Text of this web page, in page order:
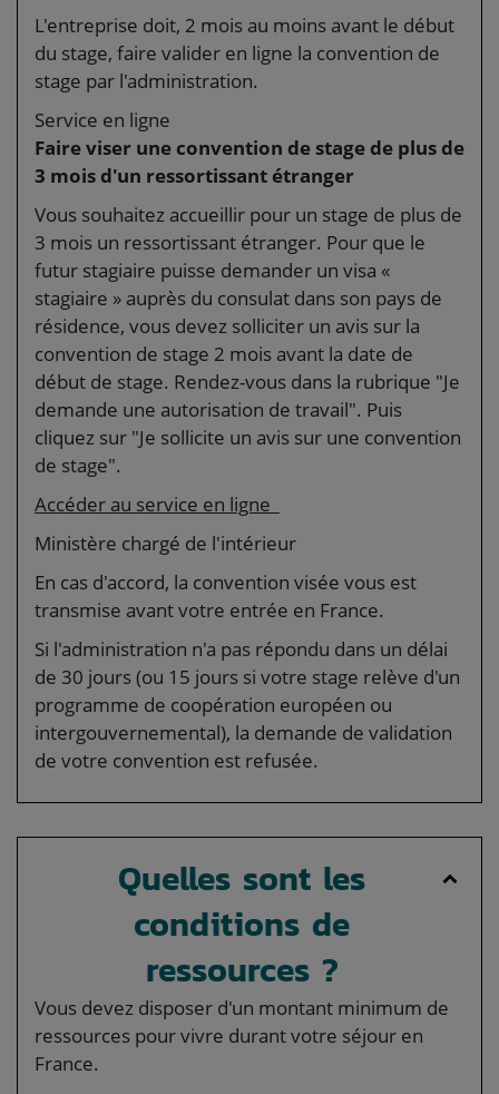
L'entreprise doit, 2 mois au moins avant le début
du stage, faire valider en ligne la convention de
stage par l'administration.
Service en ligne
Faire viser une convention de stage de plus de
3 mois d'un ressortissant étranger
Vous souhaitez accueillir pour un stage de plus de
3 mois un ressortissant étranger. Pour que le
futur stagiaire puisse demander un visa «
stagiaire » auprès du consulat dans son pays de
résidence, vous devez solliciter un avis sur la
convention de stage 2 mois avant la date de
début de stage. Rendez-vous dans la rubrique "Je
demande une autorisation de travail". Puis
cliquez sur "Je sollicite un avis sur une convention
de stage".
Accéder au service en ligne
Ministère chargé de l'intérieur
En cas d'accord, la convention visée vous est
transmise avant votre entrée en France.
Si l'administration n'a pas répondu dans un délai
de 30 jours (ou 15 jours si votre stage relève d'un
programme de coopération européen ou
intergouvernemental), la demande de validation
de votre convention est refusée.
Quelles sont les
conditions de
ressources ?
Vous devez disposer d'un montant minimum de
ressources pour vivre durant votre séjour en
France.